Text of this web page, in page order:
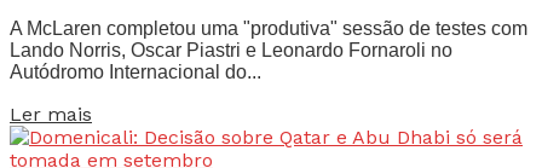
A McLaren completou uma "produtiva" sessão de testes com
Lando Norris, Oscar Piastri e Leonardo Fornaroli no
Autódromo Internacional do...
Ler mais